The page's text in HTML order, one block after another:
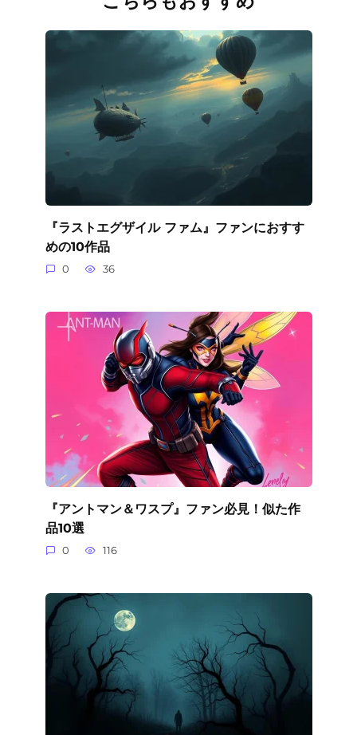
『ラストエグザイル ファム』ファンにおすす
めの10作品
0 36
『アントマン＆ワスプ』ファン必見！似た作
品10選
0 116